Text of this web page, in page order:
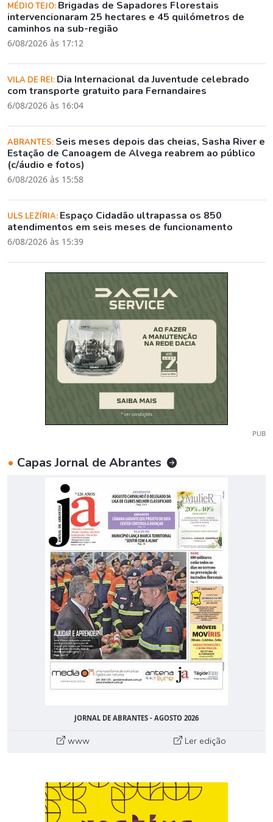
MÉDIO TEJO: Brigadas de Sapadores Florestais
intervencionaram 25 hectares e 45 quilómetros de
caminhos na sub-região
6/08/2026 às 17:12
VILA DE REI: Dia Internacional da Juventude celebrado
com transporte gratuito para Fernandaires
6/08/2026 às 16:04
ABRANTES: Seis meses depois das cheias, Sasha River e
Estação de Canoagem de Alvega reabrem ao público
(c/áudio e fotos)
6/08/2026 às 15:58
ULS LEZÍRIA: Espaço Cidadão ultrapassa os 850
atendimentos em seis meses de funcionamento
6/08/2026 às 15:39
PUB
• Capas Jornal de Abrantes
JORNAL DE ABRANTES - AGOSTO 2026
www Ler edição